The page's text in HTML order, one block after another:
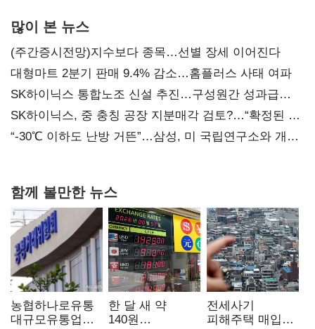
많이 본 뉴스
(주간증시전망)지수보다 종목…선별 장세 이어진다
대형마트 2분기 판매 9.4% 감소…홈플러스 사태 여파
SK하이닉스 통합노조 신설 추진…구성원간 성과급
불만 확산
SK하이닉스, 중 충칭 공장 지분매각 검토?…“확정된 바
없어”
“-30℃ 이하도 난방 거뜬”…삼성, 미 국립연구소와 개발
함께 볼만한 뉴스
농협하나로유통
대규모유통업법
한 달 새 약
140원
전세사기
피해주택 매입